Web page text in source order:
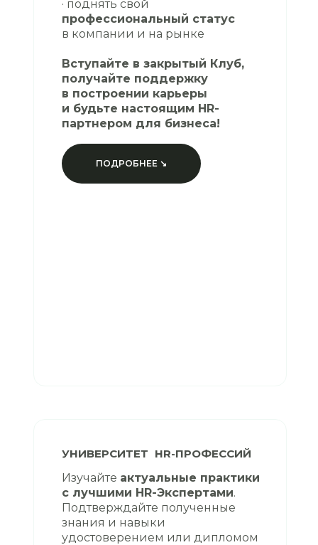
ПОДРОБНЕЕ ↘
· поднять свой
профессиональный статус
в компании и на рынке
Вступайте в закрытый Клуб,
получайте поддержку
в построении карьеры
и будьте настоящим HR-
партнером для бизнеса!
Изучайте актуальные практики
с лучшими HR-Экспертами.
Подтверждайте полученные
знания и навыки
удостоверением или дипломом
УНИВЕРСИТЕТ HR-ПРОФЕССИЙ